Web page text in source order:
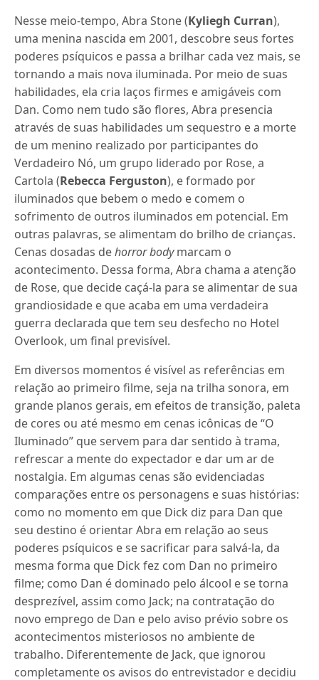
Nesse meio-tempo, Abra Stone (Kyliegh Curran),
uma menina nascida em 2001, descobre seus fortes
poderes psíquicos e passa a brilhar cada vez mais, se
tornando a mais nova iluminada. Por meio de suas
habilidades, ela cria laços firmes e amigáveis com
Dan. Como nem tudo são flores, Abra presencia
através de suas habilidades um sequestro e a morte
de um menino realizado por participantes do
Verdadeiro Nó, um grupo liderado por Rose, a
Cartola (Rebecca Ferguston), e formado por
iluminados que bebem o medo e comem o
sofrimento de outros iluminados em potencial. Em
outras palavras, se alimentam do brilho de crianças.
Cenas dosadas dehorror bodymarcam o
acontecimento. Dessa forma, Abra chama a atenção
de Rose, que decide caçá-la para se alimentar de sua
grandiosidade e que acaba em uma verdadeira
guerra declarada que tem seu desfecho no Hotel
Overlook, um final previsível.
Em diversos momentos é visível as referências em
relação ao primeiro filme, seja na trilha sonora, em
grande planos gerais, em efeitos de transição, paleta
de cores ou até mesmo em cenas icônicas de “O
Iluminado” que servem para dar sentido à trama,
refrescar a mente do expectador e dar um ar de
nostalgia. Em algumas cenas são evidenciadas
comparações entre os personagens e suas histórias:
como no momento em que Dick diz para Dan que
seu destino é orientar Abra em relação ao seus
poderes psíquicos e se sacrificar para salvá-la, da
mesma forma que Dick fez com Dan no primeiro
filme; como Dan é dominado pelo álcool e se torna
desprezível, assim como Jack; na contratação do
novo emprego de Dan e pelo aviso prévio sobre os
acontecimentos misteriosos no ambiente de
trabalho. Diferentemente de Jack, que ignorou
completamente os avisos do entrevistador e decidiu